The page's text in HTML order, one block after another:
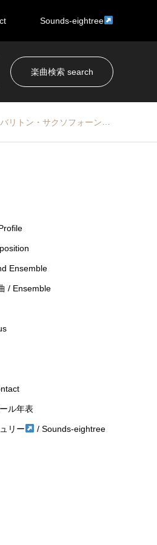
Sounds-eightree
バンドのために / VONGOLE! – for Solo Baritone Saxophone and Concert Band
Ensemble
/ Ensemble
ル年表
リー / Sounds-eightree